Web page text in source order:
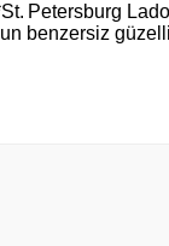
Petersburg
benzersiz